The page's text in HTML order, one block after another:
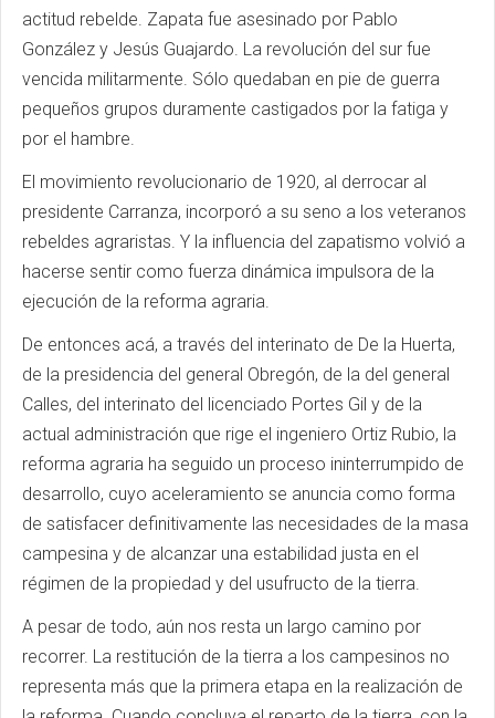
actitud rebelde. Zapata fue asesinado por Pablo
González y Jesús Guajardo. La revolución del sur fue
vencida militarmente. Sólo quedaban en pie de guerra
pequeños grupos duramente castigados por la fatiga y
por el hambre.
El movimiento revolucionario de 1920, al derrocar al
presidente Carranza, incorporó a su seno a los veteranos
rebeldes agraristas. Y la influencia del zapatismo volvió a
hacerse sentir como fuerza dinámica impulsora de la
ejecución de la reforma agraria.
De entonces acá, a través del interinato de De la Huerta,
de la presidencia del general Obregón, de la del general
Calles, del interinato del licenciado Portes Gil y de la
actual administración que rige el ingeniero Ortiz Rubio, la
reforma agraria ha seguido un proceso ininterrumpido de
desarrollo, cuyo aceleramiento se anuncia como forma
de satisfacer definitivamente las necesidades de la masa
campesina y de alcanzar una estabilidad justa en el
régimen de la propiedad y del usufructo de la tierra.
A pesar de todo, aún nos resta un largo camino por
recorrer. La restitución de la tierra a los campesinos no
representa más que la primera etapa en la realización de